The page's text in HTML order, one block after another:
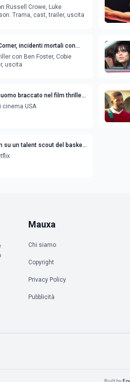
Crowe
Russell Crowe, Luke
Trama, cast, trailer, uscita
incidenti mortali con
Smulders
con Ben Foster, Cobie
uscita
braccato nel film thriller
cinema USA
su un talent scout del basket
Robert Duvall
Mauxa
Chi siamo
Copyright
Privacy Policy
Pubblicità